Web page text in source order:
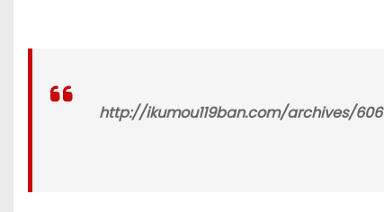
http://ikumou119ban.com/archives/606